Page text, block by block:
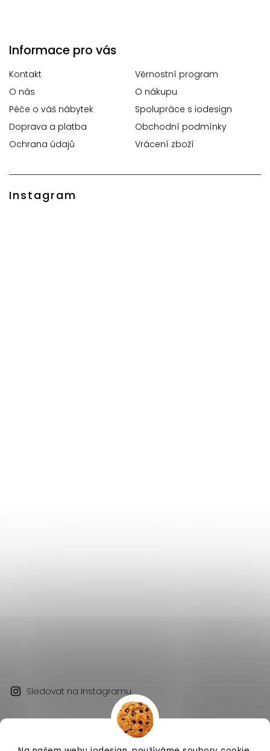
Informace pro vás
Kontakt
Věrnostní program
O nás
O nákupu
Péče o váš nábytek
Spolupráce s iodesign
Doprava a platba
Obchodní podmínky
Ochrana údajů
Vrácení zboží
Instagram
Sledovat na Instagramu